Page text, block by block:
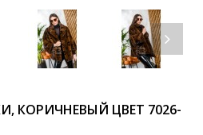
КОРИЧНЕВЫЙ ЦВЕТ 7026-